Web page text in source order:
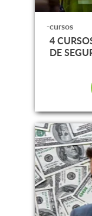
-cursos
4
DE